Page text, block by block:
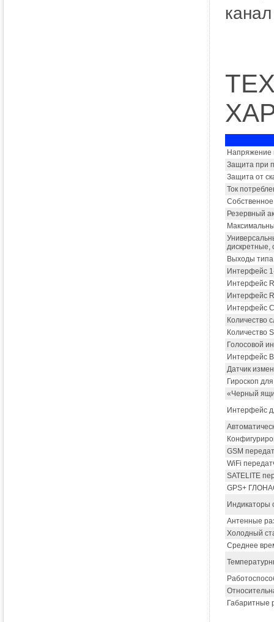
Напряжение
Защита при
Защита от
Ток
Резервный
дискретные,
Выходы
Интерфейс
Интерфейс
Интерфейс
Интерфейс
Количество
Количество
Голосовой
Интерфейс
Датчик
Гироскоп
«Черный
Интерфейс
GSM
WiFi
SATELITE
GPS+
Индикаторы
Антенные
Холодный
Среднее
Габаритные